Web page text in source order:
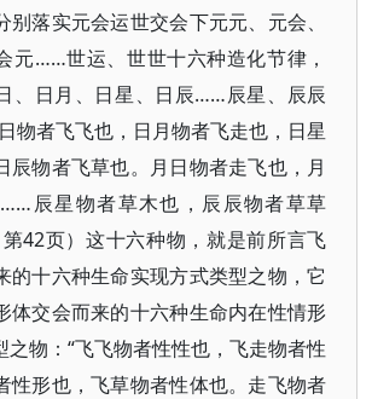
别落实元会运世交会下元元、元会、
元……世运、世世十六种造化节律，
、日月、日星、日辰……辰星、辰辰
物者飞飞也，日月物者飞走也，日星
辰物者飞草也。月日物者走飞也，月
辰星物者草木也，辰辰物者草草
42页）这十六种物，就是前所言飞
的十六种生命实现方式类型之物，它
体交会而来的十六种生命内在性情形
之物：“飞飞物者性性也，飞走物者性
性形也，飞草物者性体也。走飞物者